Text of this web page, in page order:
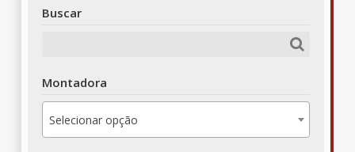
Buscar
Montadora
Selecionar opção